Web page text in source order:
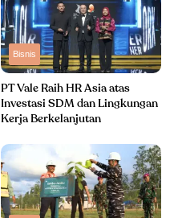
Bisnis
PT Vale Raih HR Asia atas
Investasi SDM dan Lingkungan
Kerja Berkelanjutan